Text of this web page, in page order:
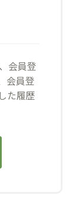
会員登
会員登
た履歴